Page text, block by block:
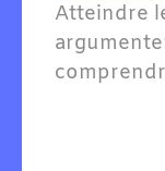
Atteindre